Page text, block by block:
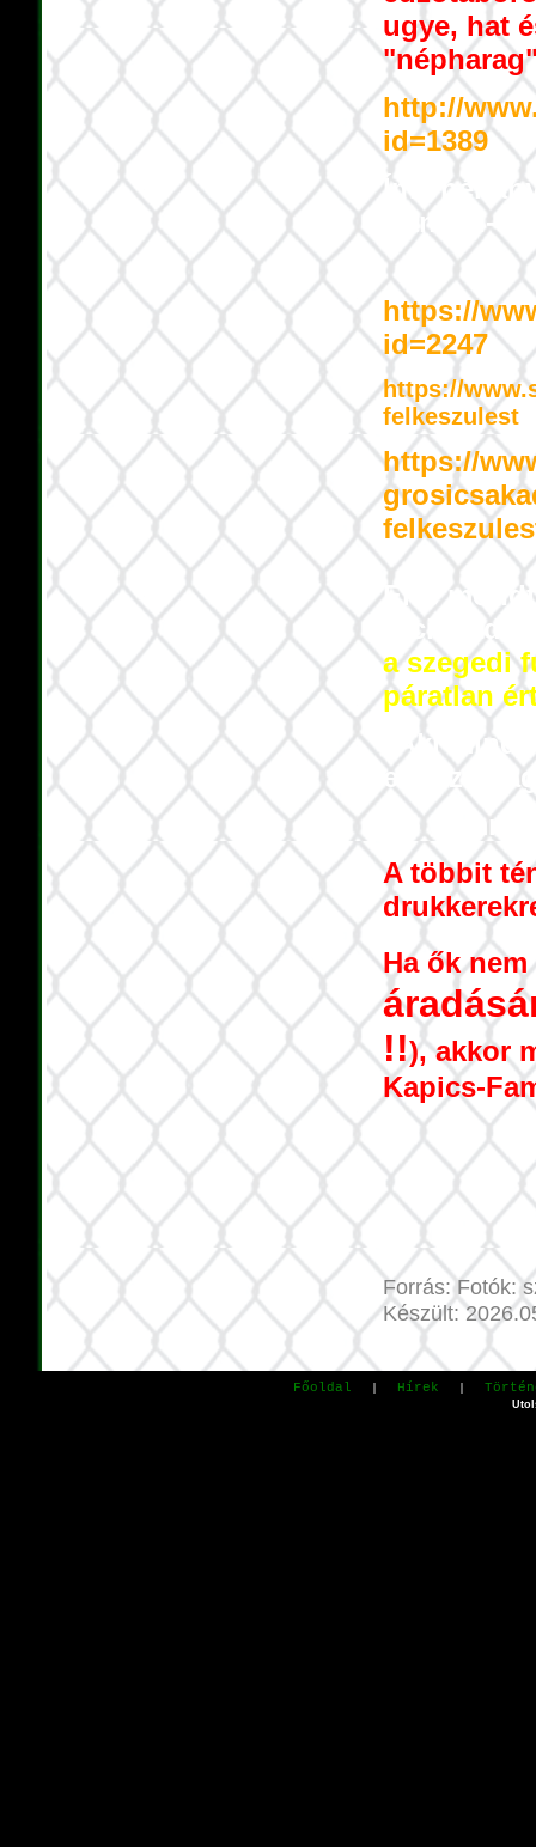
ugye, hat
http://
id=1389
Íme
Kánaán-
https://
id=2247
https://
felkeszulest
https://
Erre
fociimádó
a szegedi
páratlan
"Aki
elhiszi
No
A többit
Ha ők
!!), akkor
Kapics-
Forrás: Fotók:
Készült:
Főoldal Hírek